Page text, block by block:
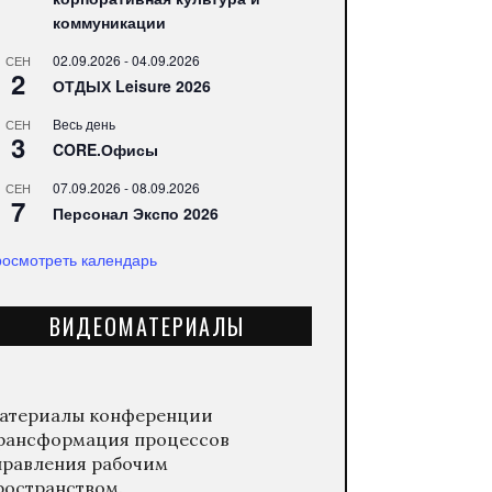
коммуникации
СЕН
2
02.09.2026 -04.09.2026
ОТДЫХ Leisure 2026
СЕН
3
Весь день
CORE.Офисы
СЕН
7
07.09.2026 -08.09.2026
Персонал Экспо 2026
календарь
ВИДЕОМАТЕРИАЛЫ
конференции
процессов
рабочим